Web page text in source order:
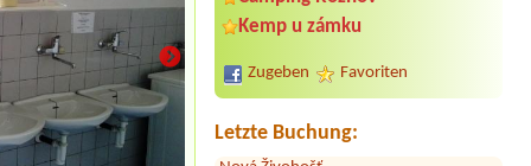
Kemp u zámku
Zugeben Favoriten
Letzte Buchung:
3L
Máchovo jezero
Nová Živohošť
2 osoby a el.pripojka